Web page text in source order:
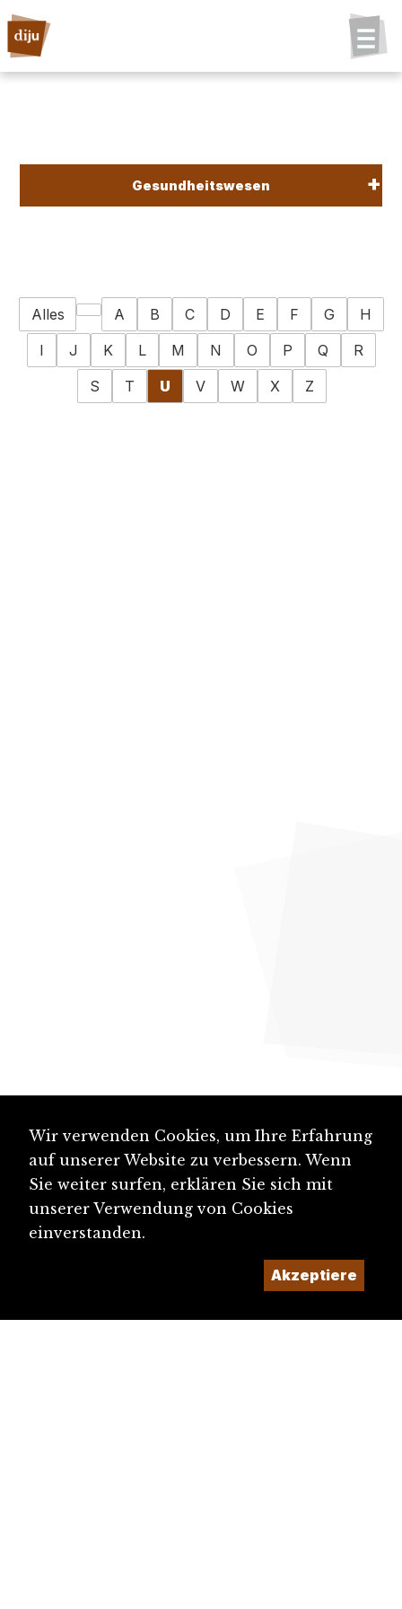
Gesundheitswesen
Alles A B C D E F G
H
I
J K L M N O P Q
R
S
T U V W X Z
Wir verwenden Cookies, um Ihre Erfahrung
auf unserer Website zu verbessern. Wenn
Sie weiter surfen, erklären Sie sich mit
unserer Verwendung von Cookies
einverstanden.
Akzeptiere